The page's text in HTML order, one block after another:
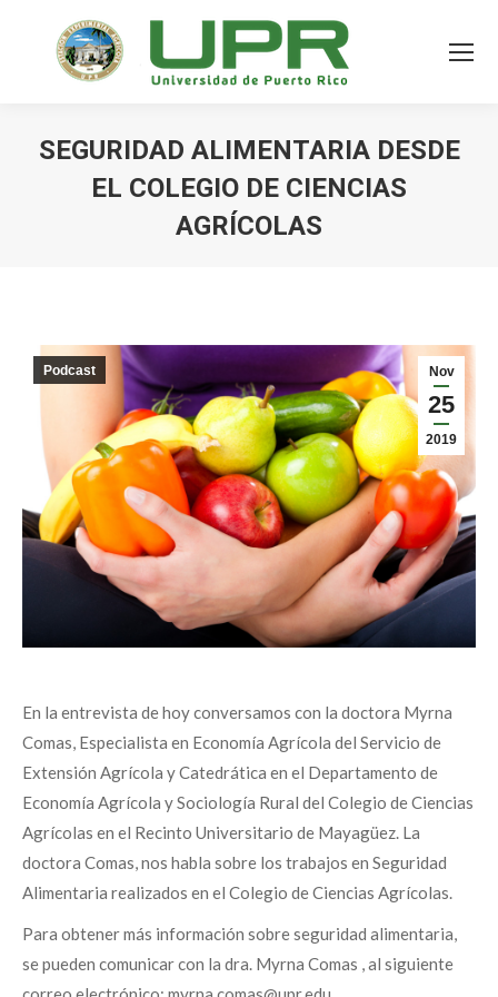
SEGURIDAD ALIMENTARIA DESDE
EL COLEGIO DE CIENCIAS
AGRÍCOLAS
Nov
25
2019
Podcast
En la entrevista de hoy conversamos con la doctora Myrna
Comas, Especialista en Economía Agrícola del Servicio de
Extensión Agrícola y Catedrática en el Departamento de
Economía Agrícola y Sociología Rural del Colegio de Ciencias
Agrícolas en el Recinto Universitario de Mayagüez. La
doctora Comas, nos habla sobre los trabajos en Seguridad
Alimentaria realizados en el Colegio de Ciencias Agrícolas.
Para obtener más información sobre seguridad alimentaria,
se pueden comunicar con la dra. Myrna Comas , al siguiente